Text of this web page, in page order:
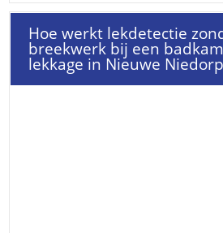
Hoe werkt lekdetectie
breekwerk bij een
lekkage in Nieuwe